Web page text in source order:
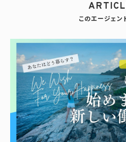
このエージェン